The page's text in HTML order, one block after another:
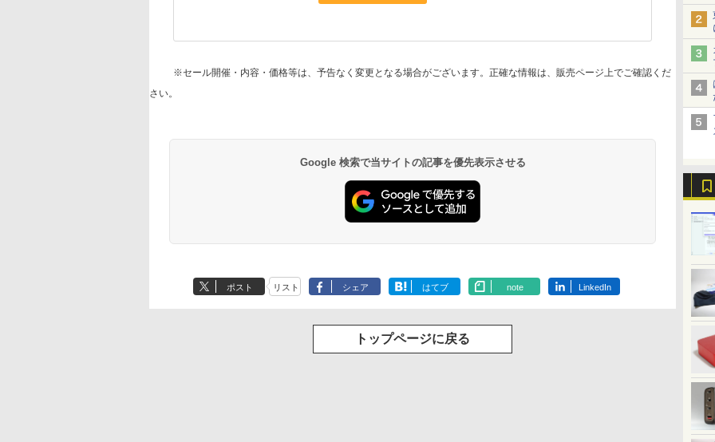
※セール開催・内容・価格等は、予告なく変更となる場合がございます。正確な情報は、販売ページ上でご確認くだ
さい。
Google 検索で当サイトの記事を優先表示させる
ポスト リスト シェア はてブ note LinkedIn
トップページに戻る